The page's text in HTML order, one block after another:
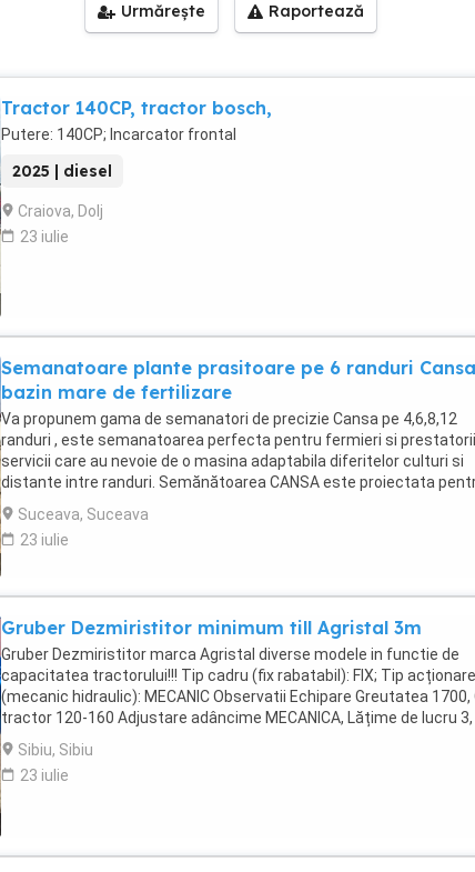
Urmărește Raportează
Tractor 140CP, tractor bosch,
Putere: 140CP; Incarcator frontal
2025 | diesel
Craiova, Dolj
23 iulie
Semanatoare plante prasitoare pe 6 randuri
bazin mare de fertilizare
Va propunem gama de semanatori de precizie Cansa pe 4,6,8,12
randuri , este semanatoarea perfecta pentru fermieri si
servicii care au nevoie de o masina adaptabila diferitelor culturi si
distante intre randuri. Semănătoarea CANSA este proiectata
semănatul precis al semințelor calibrate și necalibrate de porumb,
floarea soarelui, soia, mazare cu aplicarea îngrășămintelor minerale
granulare separat de semințe cu un disc brăzdar și tasarea solului
pulbere (detaliu) își crește semnificativ durata de funcționare,
protejează împotriva coroziunii. Buncărul de semințe este
confecționat din polietilenă rezistentă la îngheț. Volumul buncărului
este de 45 litri, suma totală = 360 litri. Buncărele pentru
cu un volum de 300litri fiecare și o trapă tehnologică pentru
dintr-un arbore hexagonal, montat în rulmenți, asigurând rotația sa
cele mai dificile condiții. Un cârlig paralelogram la unitatea de
două arcuri. Semănătoarea este echipată cu indicatoare hidraulice
Suceava, Suceava
23 iulie
Gruber Dezmiristitor minimum till Agristal 3m
Gruber Dezmiristitor marca Agristal diverse modele in functie de
capacitatea tractorului!!! Tip cadru (fix rabatabil): FIX; Tip acționare
(mecanic hidraulic): MECANIC Observatii Echipare Greutatea 1700,
tractor 120-160 Adjustare adâncime MECANICA, Lățime de lucru 3,
Tip(purtat semipurtat tractat) PURTAT, Tăvălug sapate TUBULAR ,
Cutite 10, Tip Disc CRENELAT Factura externa
Sibiu, Sibiu
23 iulie